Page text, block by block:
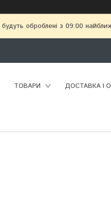
оброблені з 09:00
ТОВАРИ ДОСТАВКА І